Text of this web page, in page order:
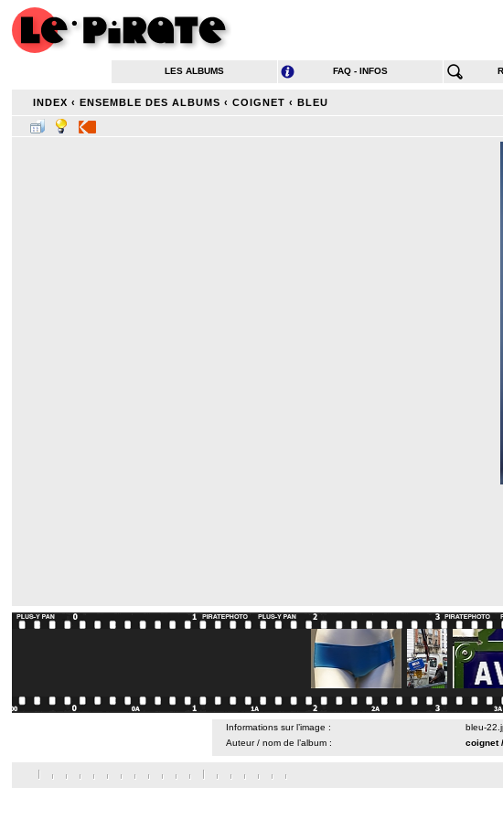
LES ALBUMS FAQ - INFOS
INDEX ‹ ENSEMBLE DES ALBUMS ‹ COIGNET ‹ BLEU
Informations sur l’image :
bleu-
Auteur / nom de l’album :
coignet/